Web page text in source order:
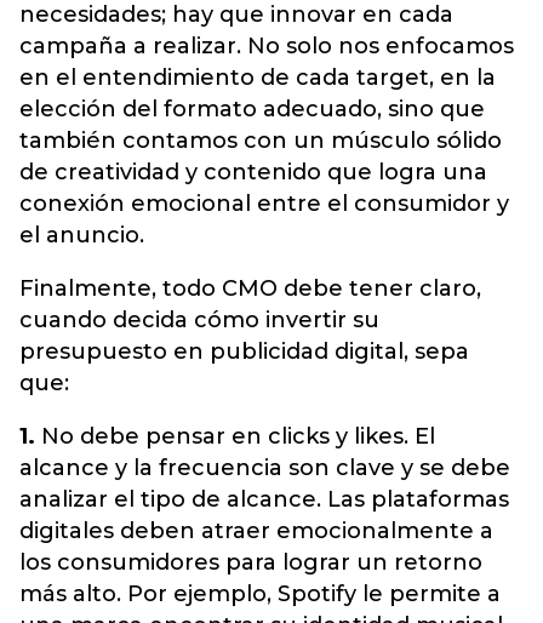
necesidades; hay que innovar en cada
campaña a realizar. No solo nos enfocamos
en el entendimiento de cada target, en la
elección del formato adecuado, sino que
también contamos con un músculo sólido
de creatividad y contenido que logra una
conexión emocional entre el consumidor y
el anuncio.
Finalmente, todo CMO debe tener claro,
cuando decida cómo invertir su
presupuesto en publicidad digital, sepa
que:
1. No debe pensar en clicks y likes. El
alcance y la frecuencia son clave y se debe
analizar el tipo de alcance. Las plataformas
digitales deben atraer emocionalmente a
los consumidores para lograr un retorno
más alto. Por ejemplo, Spotify le permite a